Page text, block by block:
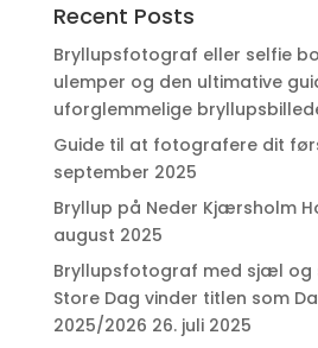
Recent Posts
Bryllupsfotograf eller selfie
ulemper og den ultimative
uforglemmelige
Guide til at fotografere dit
september 2025
Bryllup på Neder Kjærsholm
august 2025
Bryllupsfotograf med sjæl og
Store Dag vinder titlen som
2025/2026 26. juli 2025